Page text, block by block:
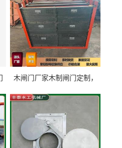
木闸门厂家木制闸门定制，
型号齐全